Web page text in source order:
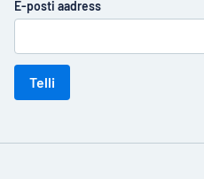
E-posti aadress
Telli